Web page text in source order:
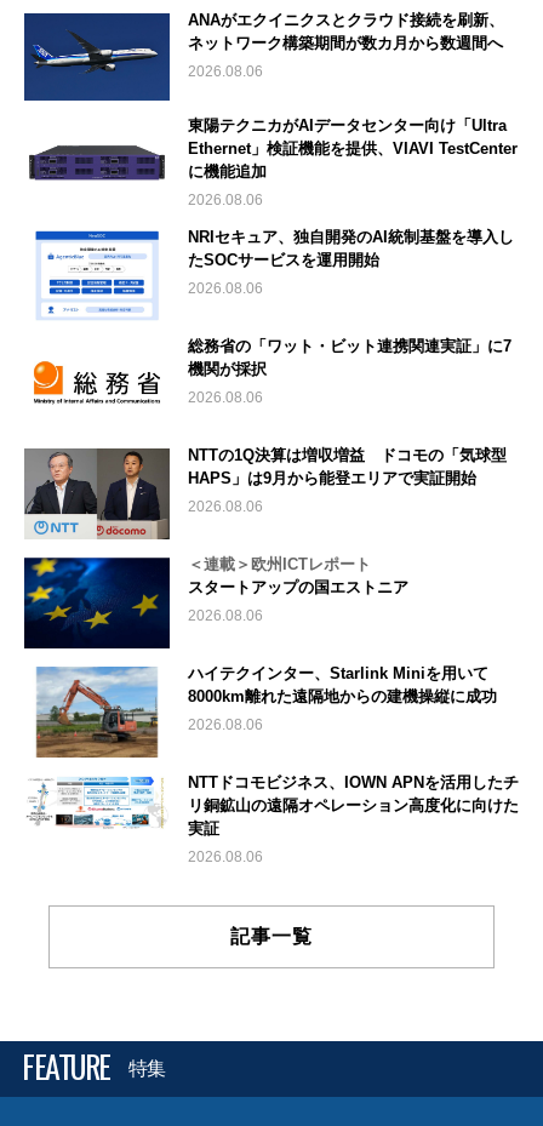
ANAがエクイニクスとクラウド接続を刷新、
ネットワーク構築期間が数カ月から数週間へ
2026.08.06
東陽テクニカがAIデータセンター向け「Ultra
Ethernet」検証機能を提供、VIAVI TestCenter
に機能追加
2026.08.06
NRIセキュア、独自開発のAI統制基盤を導入し
たSOCサービスを運用開始
2026.08.06
総務省の「ワット・ビット連携関連実証」に7
機関が採択
2026.08.06
NTTの1Q決算は増収増益 ドコモの「気球型
HAPS」は9月から能登エリアで実証開始
2026.08.06
＜連載＞欧州ICTレポート
スタートアップの国エストニア
2026.08.06
ハイテクインター、Starlink Miniを用いて
8000km離れた遠隔地からの建機操縦に成功
2026.08.06
NTTドコモビジネス、IOWN APNを活用したチ
リ銅鉱山の遠隔オペレーション高度化に向けた
実証
2026.08.06
記事一覧
FEATURE 特集